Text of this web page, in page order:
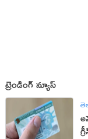
ట్రెండింగ్ న్యూస్